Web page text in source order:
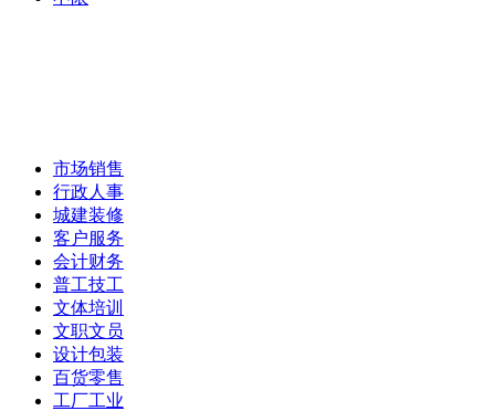
市场销售
行政人事
城建装修
客户服务
会计财务
普工技工
文体培训
文职文员
设计包装
百货零售
工厂工业